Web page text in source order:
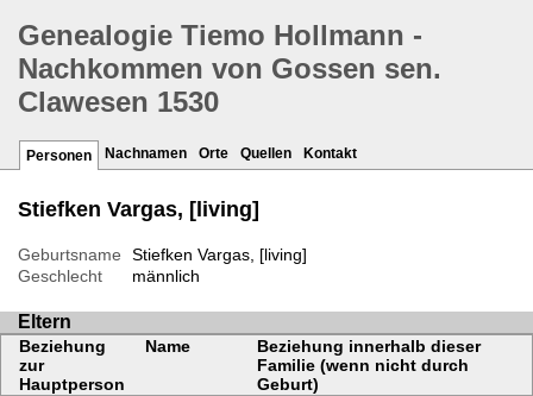
Genealogie Tiemo Hollmann -
Nachkommen von Gossen sen.
Clawesen 1530
Personen Nachnamen Orte Quellen Kontakt
Stiefken Vargas, [living]
Geburtsname
Stiefken Vargas, [living]
Geschlecht
männlich
Eltern
Beziehung
zur
Hauptperson
Name
Beziehung innerhalb dieser
Familie (wenn nicht durch
Geburt)